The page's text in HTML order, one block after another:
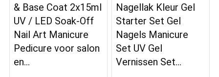
& Base Coat 2x15ml
UV / LED Soak-Off
Nail Art Manicure
Pedicure voor salon
en…
Nagellak Kleur Gel
Starter Set Gel
Nagels Manicure
Set UV Gel
Vernissen Set…